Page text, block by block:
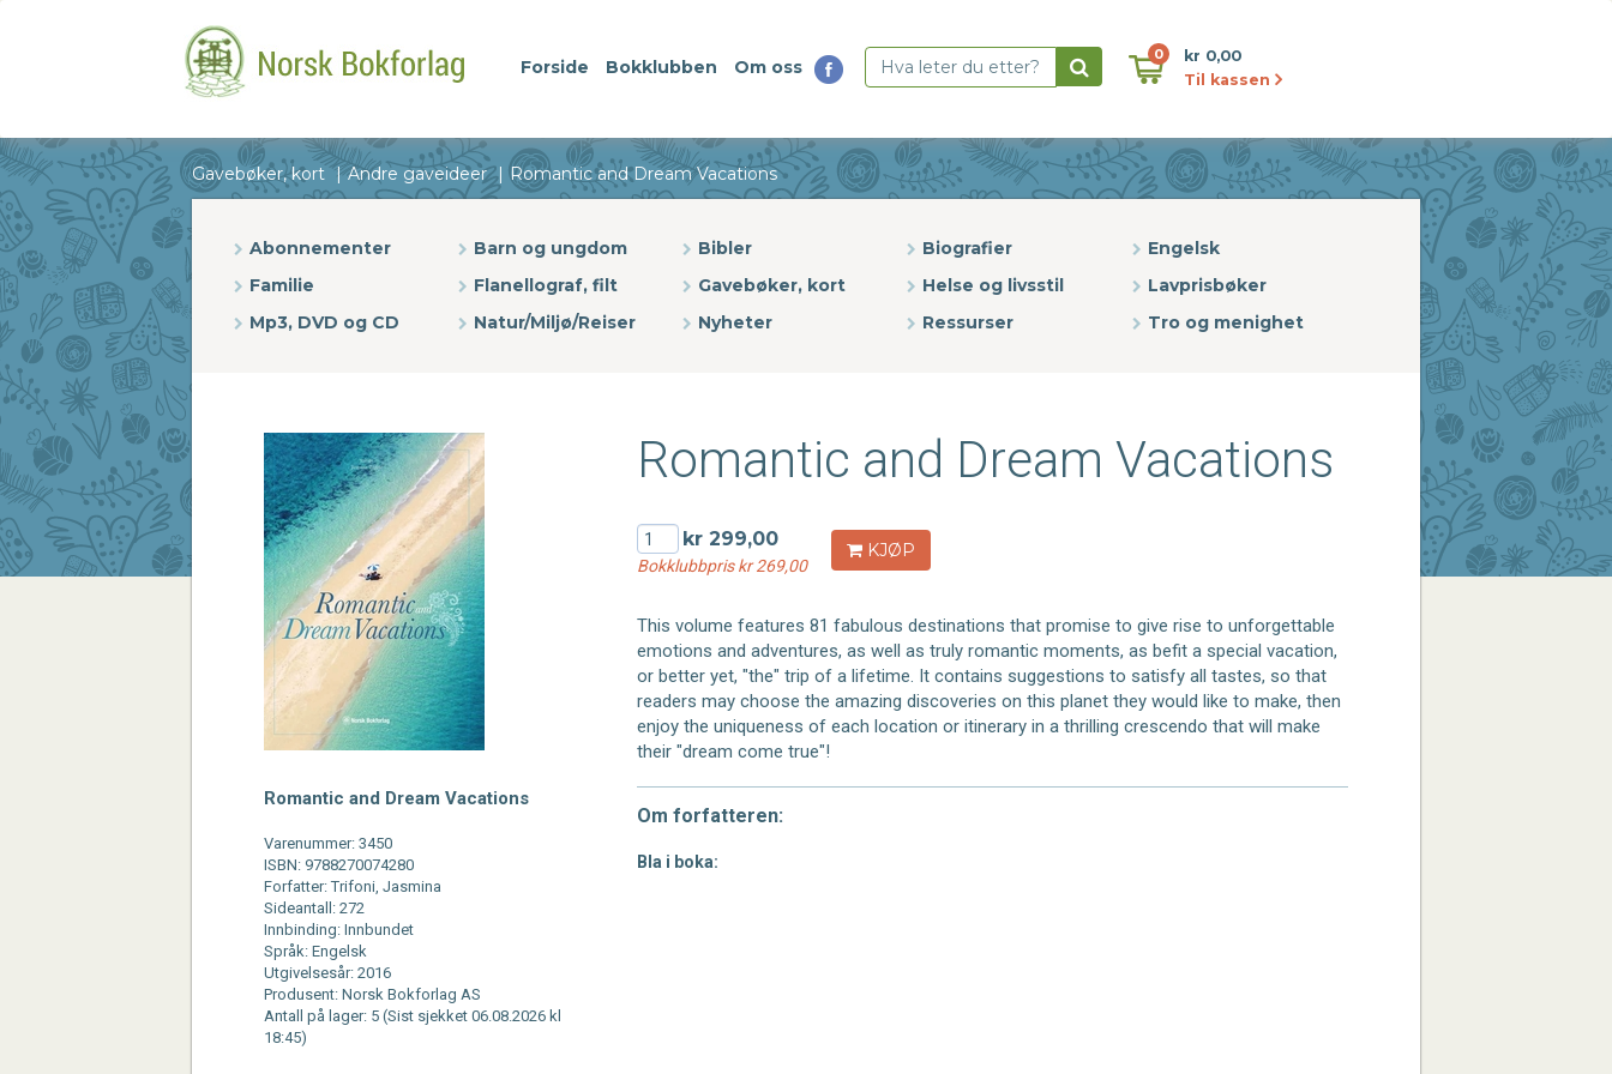
Forside Bokklubben Om oss
0
kr 0,00
Til kassen
Gavebøker, kort Andre gaveideer Romantic and Dream Vacations
Abonnementer Barn og ungdom Bibler Biografier
Engelsk
Familie
Flanellograf, filt Gavebøker, kort Helse og livsstil
Lavprisbøker
Mp3, DVD og CD
Natur/Miljø/Reiser Nyheter Ressurser Tro og menighet
Romantic and Dream Vacations
Varenummer: 3450
ISBN: 9788270074280
Forfatter: Trifoni, Jasmina
Sideantall: 272
Innbinding: Innbundet
Språk: Engelsk
Utgivelsesår: 2016
Produsent: Norsk Bokforlag AS
Antall på lager: 5 (Sist sjekket 06.08.2026 kl
18:45)
Romantic and Dream Vacations
kr 299,00
Bokklubbpris kr 269,00
KJØP
This volume features 81 fabulous destinations that promise to give rise to unforgettable
emotions and adventures, as well as truly romantic moments, as befit a special vacation,
or better yet, "the" trip of a lifetime. It contains suggestions to satisfy all tastes, so that
readers may choose the amazing discoveries on this planet they would like to make, then
enjoy the uniqueness of each location or itinerary in a thrilling crescendo that will make
their "dream come true"!
Om forfatteren:
Bla i boka: